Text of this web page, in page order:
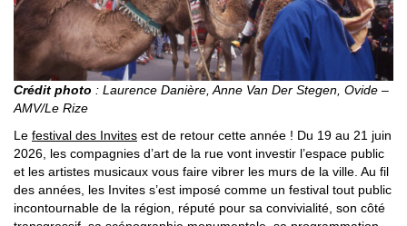
Crédit photo : Laurence Danière, Anne Van Der Stegen, Ovide –
AMV/Le Rize
Le festival des Invites est de retour cette année ! Du 19 au 21 juin
2026, les compagnies d’art de la rue vont investir l’espace public
et les artistes musicaux vous faire vibrer les murs de la ville. Au fil
des années, les Invites s’est imposé comme un festival tout public
incontournable de la région, réputé pour sa convivialité, son côté